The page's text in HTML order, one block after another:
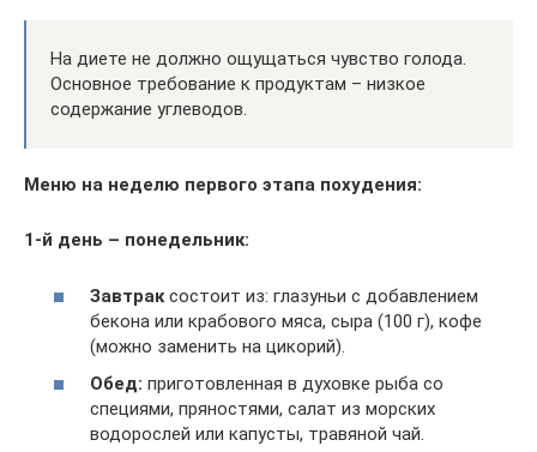
На диете не должно ощущаться чувство голода.
Основное требование к продуктам – низкое
содержание углеводов.
Меню на неделю первого этапа похудения:
1-й день – понедельник:
Завтрак состоит из: глазуньи с добавлением
бекона или крабового мяса, сыра (100 г), кофе
(можно заменить на цикорий).
Обед: приготовленная в духовке рыба со
специями, пряностями, салат из морских
водорослей или капусты, травяной чай.